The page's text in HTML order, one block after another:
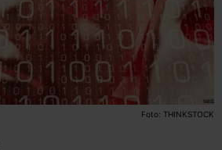
Foto: THINKSTOCK